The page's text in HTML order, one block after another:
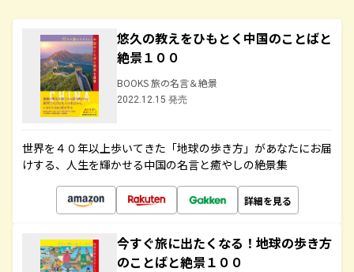
悠久の教えをひもとく中国のことばと
絶景１００
BOOKS 旅の名言＆絶景
2022.12.15 発売
世界を４０年以上歩いてきた「地球の歩き方」があなたにお届
けする、人生を輝かせる中国の名言と癒やしの絶景集
詳細を見る
今すぐ旅に出たくなる！地球の歩き方
のことばと絶景１００